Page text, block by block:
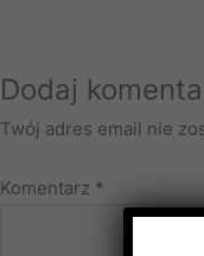
Dodaj
Twój adres email nie
Komentarz *